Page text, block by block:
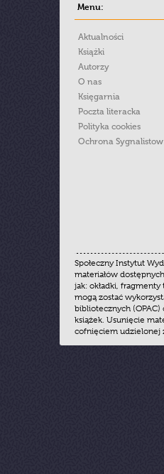
Menu:
Aktualności
Książki
Autorzy
O nas
Księgarnia
Poczta literacka
Polityka cookies
Ochrona Sygnalistow
Społeczny Instytut
materiałów
jak: okładki,
mogą zostać
bibliotecznych (OPAC)
książek. Usunięcie
cofnięciem udzielonej